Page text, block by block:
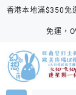
Skip
香港本地滿$350免
免運，